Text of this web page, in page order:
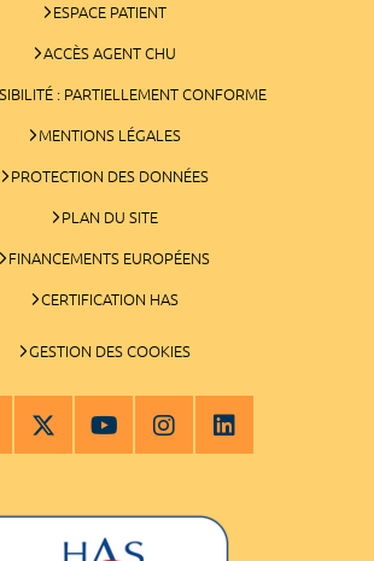
ESPACE PATIENT
ACCÈS AGENT CHU
: PARTIELLEMENT CONFORME
MENTIONS LÉGALES
PROTECTION DES DONNÉES
PLAN DU SITE
FINANCEMENTS EUROPÉENS
CERTIFICATION HAS
GESTION DES COOKIES